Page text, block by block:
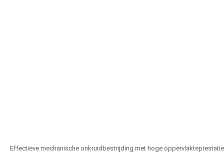
Effectieve mechanische onkruidbestrijding met hoge